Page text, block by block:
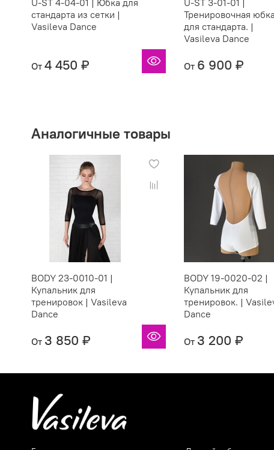
стандарта из сетки |
Vasileva Dance
От 4 450 ₽
Тренировочная юбка
для стандарта. |
Vasileva Dance
От 6 900 ₽
Аналогичные товары
BODY 23-0010-01 |
Купальник для
тренировок | Vasileva
Dance
От 3 850 ₽
BODY 19-0020-02 |
Купальник для
тренировок. |
Dance
От 3 200 ₽